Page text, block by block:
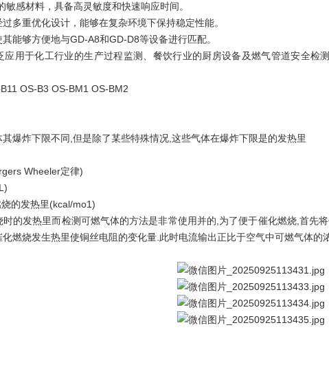
敏感材料，具备高灵敏度和快速响应时间‌。
多重优化设计，能够在复杂环境下保持稳定性能‌。
能够方便地与GD-A8和GD-D8等设备进行匹配‌。
应用于化工行业的生产过程监测、餐饮行业的厨房设备及燃气管道安全检
OS-B3 OS-BM1 OS-BM2
爆炸下限不同,但是除了某些特殊情况,这些气体在爆炸下限是的发热里
Wheeler定律)
的发热里(kcal/mo1)
时的发热里而检测可燃气体的方法是非常使用并的,为了便于催化燃烧,首先
燃烧发生热里使铜丝电阻的变化量.此时电流输出正比于空气中可燃气体的